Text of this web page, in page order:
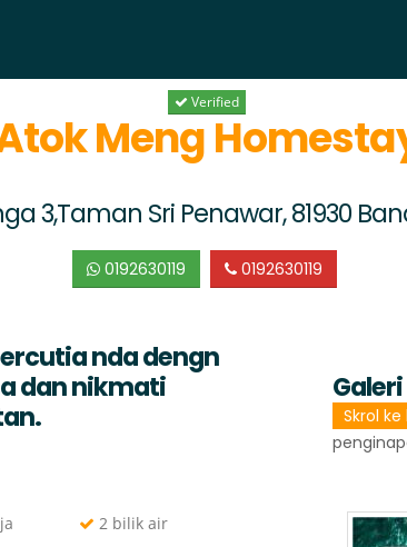
Verified
Meng
3,Taman Sri Penawar, 81930
0192630119 0192630119
nda dengn
dan nikmati
2 bilik air
Galeri
Skrol